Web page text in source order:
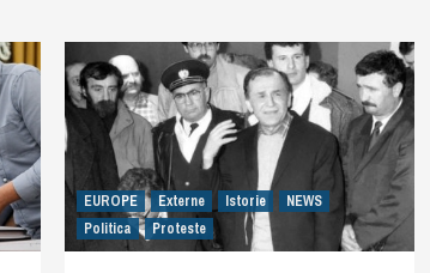
EUROPE Externe Istorie
NEWS
Politica
Proteste